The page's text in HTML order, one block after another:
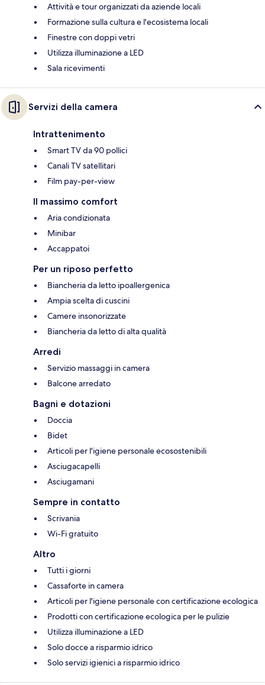
Attività e tour organizzati da aziende locali
Formazione sulla cultura e l'ecosistema locali
Finestre con doppi vetri
Utilizza illuminazione a LED
Sala ricevimenti
Servizi della camera
Intrattenimento
Smart TV da 90 pollici
Canali TV satellitari
Film pay-per-view
Il massimo comfort
Aria condizionata
Minibar
Accappatoi
Per un riposo perfetto
Biancheria da letto ipoallergenica
Ampia scelta di cuscini
Camere insonorizzate
Biancheria da letto di alta qualità
Arredi
Servizio massaggi in camera
Balcone arredato
Bagni e dotazioni
Doccia
Bidet
Articoli per l'igiene personale ecosostenibili
Asciugacapelli
Asciugamani
Sempre in contatto
Scrivania
Wi-Fi gratuito
Altro
Tutti i giorni
Cassaforte in camera
Articoli per l'igiene personale con certificazione ecologica
Prodotti con certificazione ecologica per le pulizie
Utilizza illuminazione a LED
Solo docce a risparmio idrico
Solo servizi igienici a risparmio idrico